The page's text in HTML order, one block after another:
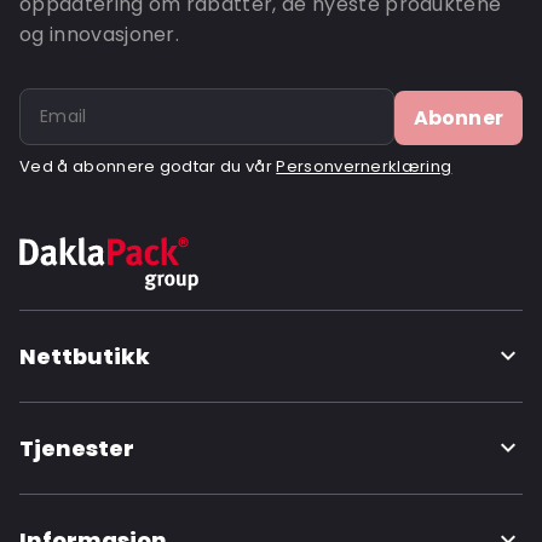
Ordre-ID: 900
og innovasjoner.
Abonner
Ved å abonnere godtar du vårPersonvernerklæring
Nettbutikk
Tjenester